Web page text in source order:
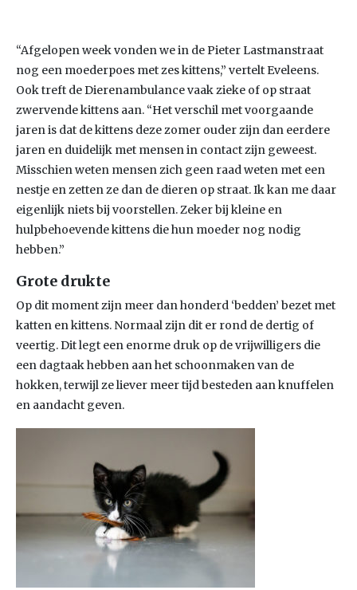
“Afgelopen week vonden we in de Pieter Lastmanstraat
nog een moederpoes met zes kittens,” vertelt Eveleens.
Ook treft de Dierenambulance vaak zieke of op straat
zwervende kittens aan. “Het verschil met voorgaande
jaren is dat de kittens deze zomer ouder zijn dan eerdere
jaren en duidelijk met mensen in contact zijn geweest.
Misschien weten mensen zich geen raad weten met een
nestje en zetten ze dan de dieren op straat. Ik kan me daar
eigenlijk niets bij voorstellen. Zeker bij kleine en
hulpbehoevende kittens die hun moeder nog nodig
hebben.”
Grote drukte
Op dit moment zijn meer dan honderd ‘bedden’ bezet met
katten en kittens. Normaal zijn dit er rond de dertig of
veertig. Dit legt een enorme druk op de vrijwilligers die
een dagtaak hebben aan het schoonmaken van de
hokken, terwijl ze liever meer tijd besteden aan knuffelen
en aandacht geven.